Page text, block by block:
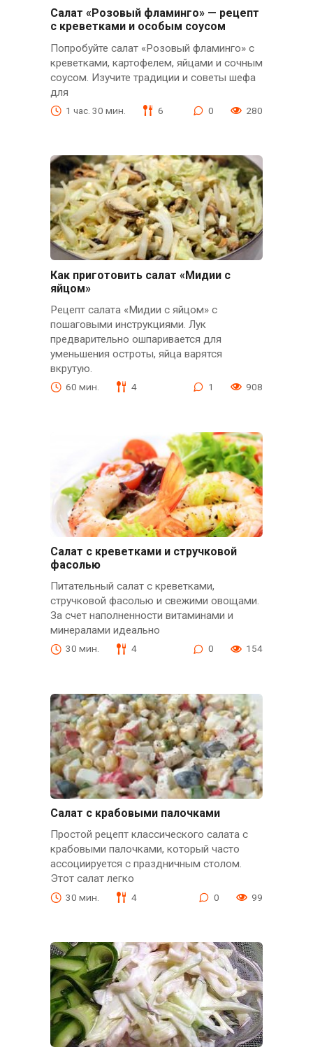
Салат «Розовый фламинго» — рецепт
с креветками и особым соусом
Попробуйте салат «Розовый фламинго» с
креветками, картофелем, яйцами и сочным
соусом. Изучите традиции и советы шефа
для
1 час. 30 мин. 6 0 280
Как приготовить салат «Мидии с
яйцом»
Рецепт салата «Мидии с яйцом» с
пошаговыми инструкциями. Лук
предварительно ошпаривается для
уменьшения остроты, яйца варятся
вкрутую.
60 мин. 4 1 908
Салат с креветками и стручковой
фасолью
Питательный салат с креветками,
стручковой фасолью и свежими овощами.
За счет наполненности витаминами и
минералами идеально
30 мин. 4 0 154
Салат с крабовыми палочками
Простой рецепт классического салата с
крабовыми палочками, который часто
ассоциируется с праздничным столом.
Этот салат легко
30 мин. 4 0 99